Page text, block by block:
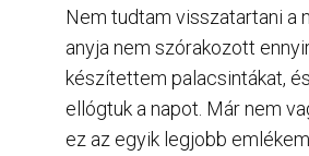
Nem tudtam visszatartani a
anyja nem szórakozott
készítettem palacsintákat,
ellógtuk a napot. Már nem
ez az egyik legjobb